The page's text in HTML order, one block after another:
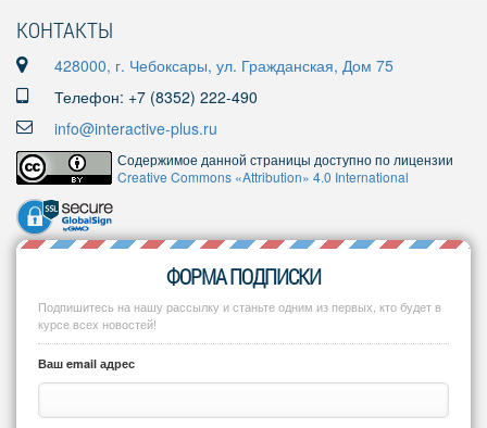
КОНТАКТЫ
428000, г. Чебоксары, ул. Гражданская, Дом 75
Телефон: +7 (8352) 222-490
info@interactive-plus.ru
Содержимое данной страницы доступно по лицензии
Creative Commons «Attribution» 4.0 International
ФОРМА ПОДПИСКИ
Подпишитесь на нашу рассылку и станьте одним из первых, кто будет в
курсе всех новостей!
Ваш email адрес